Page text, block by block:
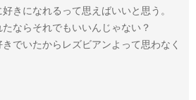
きになれるって思えばいいと思う。
ならそれでもいいんじゃない？
でいたからレズビアンよって思わなく